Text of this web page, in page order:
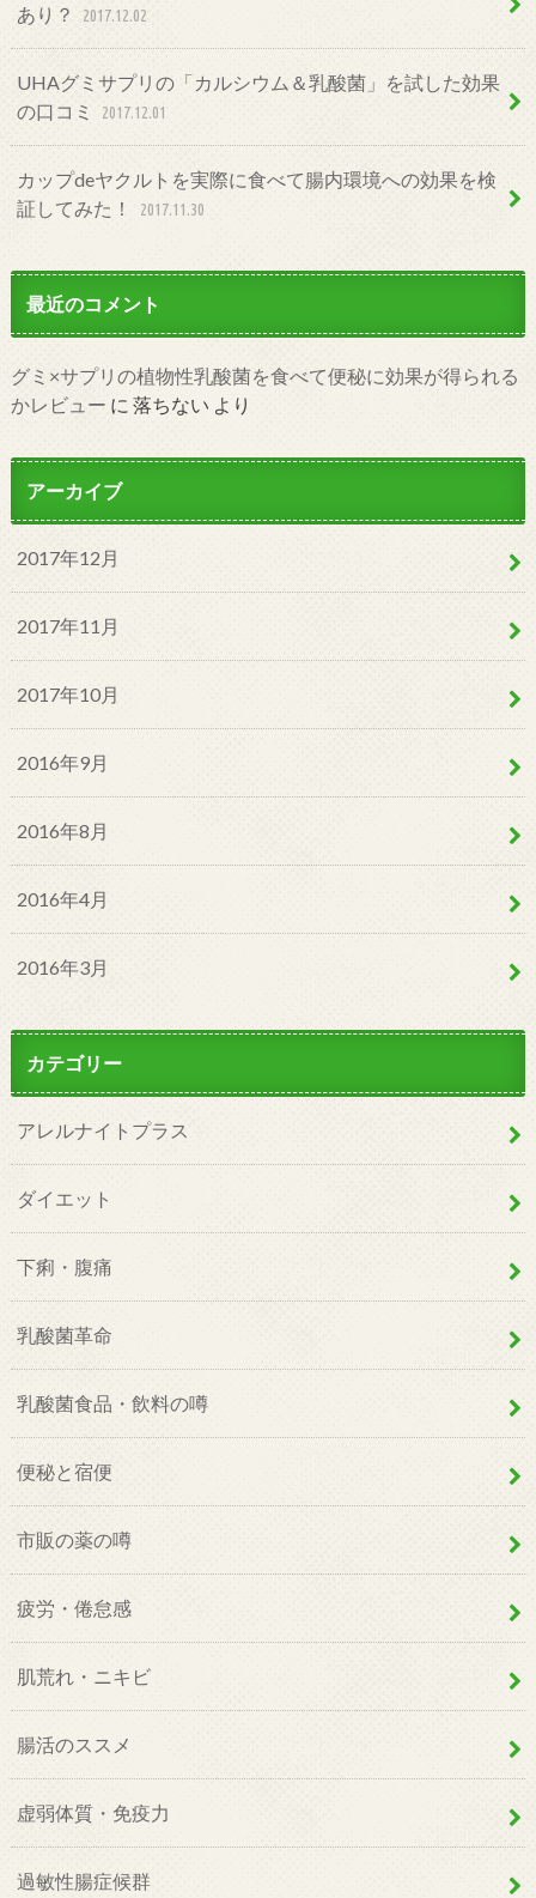
あり？ 2017.12.02
UHAグミサプリの「カルシウム＆乳酸菌」を試した効果
の口コミ
2017.12.01
カップdeヤクルトを実際に食べて腸内環境への効果を検
証してみた！
2017.11.30
最近のコメント
グミ×サプリの植物性乳酸菌を食べて便秘に効果が得られる
かレビュー に 落ちない より
アーカイブ
2017年12月
2017年11月
2017年10月
2016年9月
2016年8月
2016年4月
2016年3月
カテゴリー
アレルナイトプラス
ダイエット
下痢・腹痛
乳酸菌革命
乳酸菌食品・飲料の噂
便秘と宿便
市販の薬の噂
疲労・倦怠感
肌荒れ・ニキビ
腸活のススメ
虚弱体質・免疫力
過敏性腸症候群